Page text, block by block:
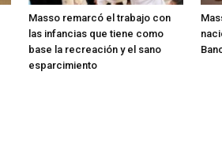
Masso remarcó el trabajo con
las infancias que tiene como
base la recreación y el sano
esparcimiento